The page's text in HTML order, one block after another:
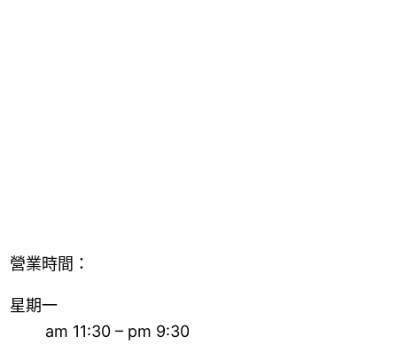
營業時間：
星期一
am 11:30 – pm 9:30